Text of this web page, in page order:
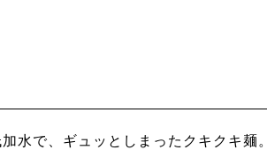
水で、ギュッとしまったクキクキ麺。